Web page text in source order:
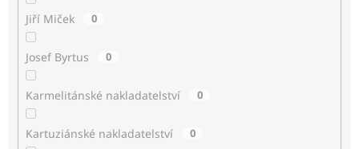
Jiří Miček 0
Josef Byrtus 0
Karmelitánské nakladatelství 0
Kartuziánské nakladatelství 0